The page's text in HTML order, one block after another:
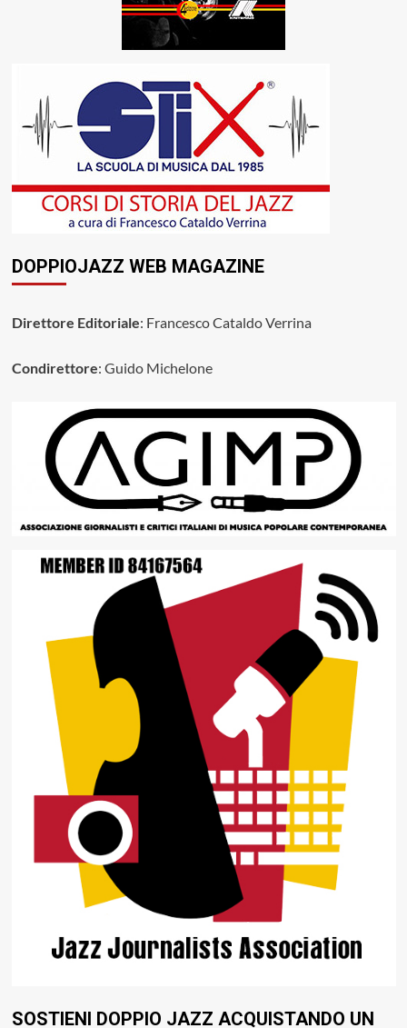
DOPPIOJAZZ WEB MAGAZINE
Direttore Editoriale: Francesco Cataldo Verrina
Condirettore: Guido Michelone
SOSTIENI DOPPIO JAZZ ACQUISTANDO UN